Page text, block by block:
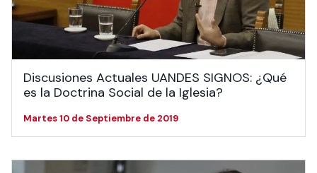
cursos
Especialidades y
Te puede
interesar:
International
students
interesar:
2025
vinculación con la
sociedad
Extensión Cultural
Te puede interesar:Filantropía y Donaciones
intercambio
Servicios y apoyos
Te puede
interesar:
Explora el campus
Uandes
Noticias
estudiantiles
Discusiones Actuales UANDES SIGNOS: ¿Qué
es la Doctrina Social de la Iglesia?
Martes 10 de Septiembre de 2019